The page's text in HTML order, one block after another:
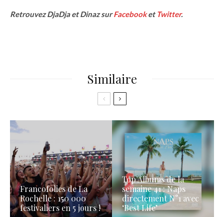
Retrouvez DjaDja et Dinaz surFacebooket Twitter.
Similaire
Francofolies de La
Rochelle : 150 000
festivaliers en 5 jours !
Top Albums de la
semaine 41 : Naps
directement N°1 avec
‘Best Life’